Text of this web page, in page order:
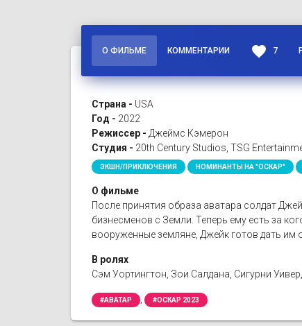
О ФИЛЬМЕ КОММЕНТАРИИ favorite 7
Страна - USA
Год - 2022
Режиссер - Джеймс Кэмерон
Студия - 20th Century Studios, TSG
ЭКШН/ПРИКЛЮЧЕНИЯ НОМИНАНТЫ НА "ОСКАР"
О фильме
После принятия образа аватара солдат
бизнесменов с Земли. Теперь ему есть за
вооруженные земляне, Джейк готов дать им
В ролях
Сэм Уортингтон, Зои Салдана, Сигурни
#АВАТАР #ОСКАР 2023